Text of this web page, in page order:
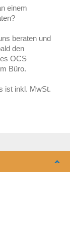
einem
beraten und
den
OCS
Büro.
ist inkl. MwSt.